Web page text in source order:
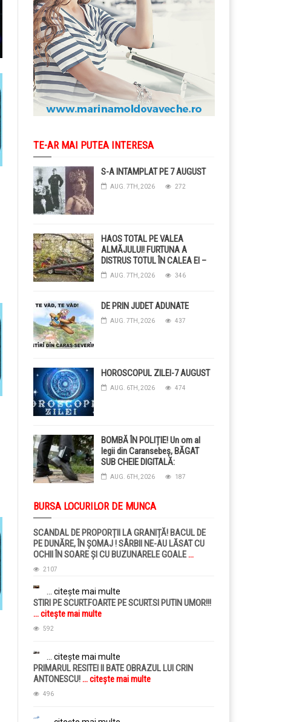
TE-AR MAI PUTEA INTERESA
S-A INTAMPLAT PE 7 AUGUST
AUG. 7TH, 2026 272
HAOS TOTAL PE VALEA
ALMĂJULUI! FURTUNA A
DISTRUS TOTUL ÎN CALEA EI –
COPACI CĂZUȚI, DRUMURI
BLOCAȚE, CURENT TĂIAT ȘI
GRINDINĂ!
AUG. 7TH, 2026 346
DE PRIN JUDET ADUNATE
AUG. 7TH, 2026 437
HOROSCOPUL ZILEI-7 AUGUST
AUG. 6TH, 2026 474
BOMBĂ ÎN POLIȚIE! Un om al
legii din Caransebeș, BĂGAT
SUB CHEIE DIGITALĂ:
Judecătorii i-au pus BRĂȚARĂ
ELECTRONICĂ la picior!
AUG. 6TH, 2026 187
BURSA LOCURILOR DE MUNCA
SCANDAL DE PROPORȚII LA GRANIȚĂ! BACUL DE
PE DUNĂRE, ÎN ȘOMAJ ! SÂRBII NE-AU LĂSAT CU
OCHII ÎN SOARE ȘI CU BUZUNARELE GOALE...
citește mai multe
2107
... citește mai multe
STIRI PE SCURT.FOARTE PE SCURT.SI PUTIN UMOR!!!
... citește mai multe
592
... citește mai multe
PRIMARUL RESITEI II BATE OBRAZUL LUI CRIN
ANTONESCU!... citește mai multe
496